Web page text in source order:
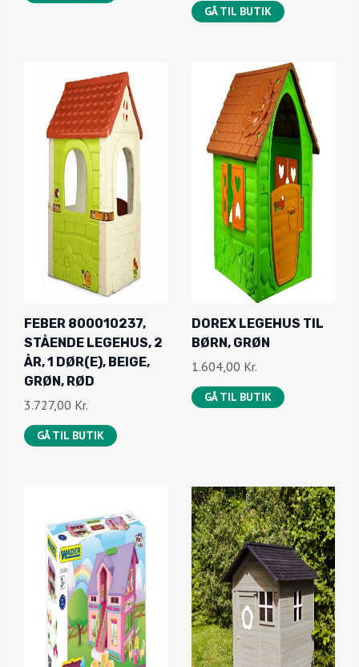
GÅ TIL BUTIK
FEBER 800010237,
STÅENDE LEGEHUS, 2
ÅR, 1 DØR(E), BEIGE,
GRØN, RØD
3.727,00 Kr.
GÅ TIL BUTIK
DOREX LEGEHUS TIL
BØRN, GRØN
1.604,00 Kr.
GÅ TIL BUTIK